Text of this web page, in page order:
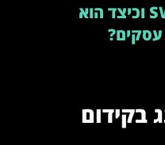
מהו מודל SWOT וכיצד הוא
בקידום